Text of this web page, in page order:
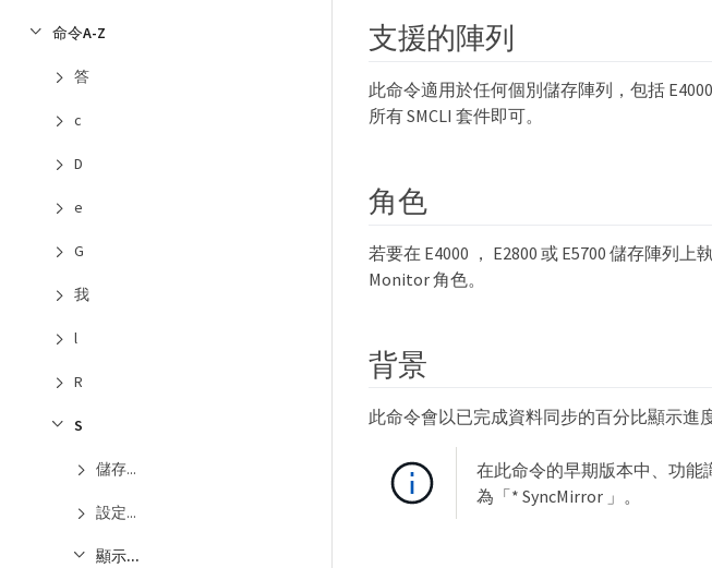
命令A-Z
答
c
D
e
G
我
l
R
S
儲存...
設定...
顯示...
支援的陣列
此命令適用於任何個別儲存陣列，包括
所有 SMCLI 套件即可。
角色
若要在 E4000 ， E2800 或 E5700 儲存陣列
Monitor 角色。
背景
此命令會以已完成資料同步的百分比顯示進度
在此命令的早期版本中、功能
為「* SyncMirror 」。